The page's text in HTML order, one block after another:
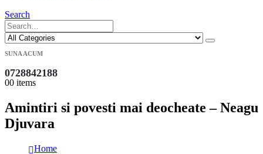
Search
SUNA ACUM
0728842188
00 items
Amintiri si povesti mai deocheate – Neagu
Djuvara
Home